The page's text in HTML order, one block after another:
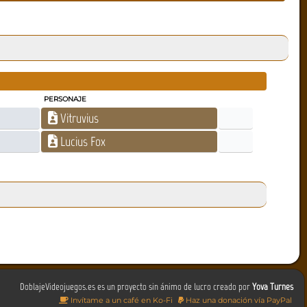
PERSONAJE
Vitruvius
Lucius Fox
DoblajeVideojuegos.es es un proyecto sin ánimo de lucro creado porYova Turnes
Invítame a un café en Ko-Fi Haz una donación vía PayPal